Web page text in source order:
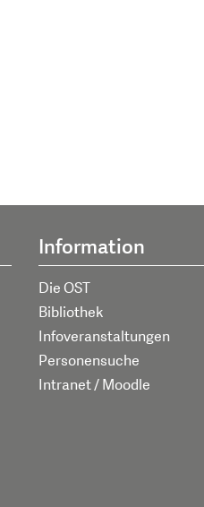
Information
Die OST
Bibliothek
Infoveranstaltungen
Personensuche
Intranet / Moodle